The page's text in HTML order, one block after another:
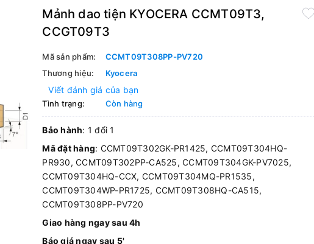
Mảnh dao tiện KYOCERA CCMT09T3,
CCGT09T3
Mã sản phẩm:
CCMT09T308PP-PV720
Thương hiệu:
Kyocera
Viết đánh giá của bạn
Tình trạng: Còn hàng
Bảo hành: 1 đổi 1
Mã đặt hàng: CCMT09T302GK-PR1425, CCMT09T304HQ-
PR930, CCMT09T302PP-CA525, CCMT09T304GK-PV7025,
CCMT09T304HQ-CCX, CCMT09T304MQ-PR1535,
CCMT09T304WP-PR1725, CCMT09T308HQ-CA515,
CCMT09T308PP-PV720
Giao hàng ngay sau 4h
Báo giá ngay sau 5'